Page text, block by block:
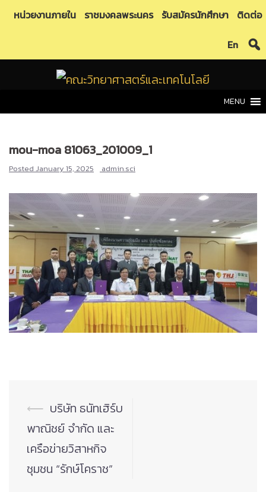
Skipหน่วยงานภายใน ราชมงคลพระนคร รับสมัครนักศึกษา ติดต่อ
En
MENU
mou-moa 81063_201009_1
Posted January 15, 2025 admin.sci
Post
navigation
⟵ บริษัท ธนัทเฮิร์บ
พาณิชย์ จำกัด และ
เครือข่ายวิสาหกิจ
ชุมชน “รักษ์โคราช”